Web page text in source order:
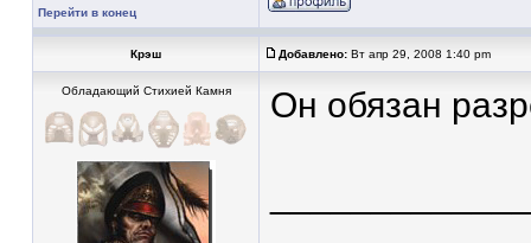
Перейти в конец
Крэш Добавлено: Вт апр 29, 2008 1:40 pm
Обладающий Стихией Камня Он обязан